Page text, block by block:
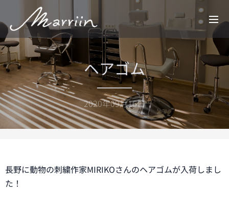
ヘアゴム
2020年09月16日
長野に動物の刺繍作家MIRIKOさんのヘアゴムが入荷しまし
た！